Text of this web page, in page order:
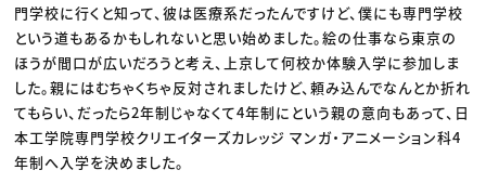
門学校に行くと知って、彼は医療系だったんですけど、僕にも専門学校
という道もあるかもしれないと思い始めました。絵の仕事なら東京の
ほうが間口が広いだろうと考え、上京して何校か体験入学に参加しま
した。親にはむちゃくちゃ反対されましたけど、頼み込んでなんとか折れ
てもらい、だったら2年制じゃなくて4年制にという親の意向もあって、日
本工学院専門学校クリエイターズカレッジ マンガ・アニメーション科4
年制へ入学を決めました。